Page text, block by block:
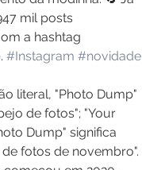
mil posts
a hashtag
. #Instagram #novidade
literal, "Photo Dump"
de fotos"; "Your
Dump" significa
fotos de novembro".